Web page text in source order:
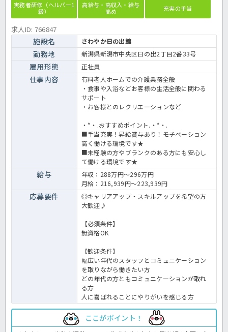
実務者研修（ヘルパー1
級）
高給与・高収入・給与
高め
充実の手当
求人ID: 766847
施設名 さわやか日の出館
勤務地 新潟県新潟市中央区日の出2丁目2番33号
雇用形態 正社員
仕事内容
有料老人ホームでの介護業務全般
・食事や入浴などお客様の生活全般に関わる
サポート
・お客様とのレクリエーションなど
・*・.おすすめポイント.・*・.
■手当充実！昇給賞与あり！モチベーション
高く働ける環境です★
■未経験の方やブランクのある方にも安心し
て働ける環境です★
給与
年収：288万円～296万円
月給：216,939円～223,939円
応募要件
◎キャリアアップ・スキルアップを希望の方
大歓迎♪
【必須条件】
無資格OK
【歓迎条件】
幅広い年代のスタッフとコミュニケーション
を取りながら働きたい方
どの年代の方ともコミュニケーションが取れ
る方
人に喜ばれることにやりがいを感じる方
ここがポイント！